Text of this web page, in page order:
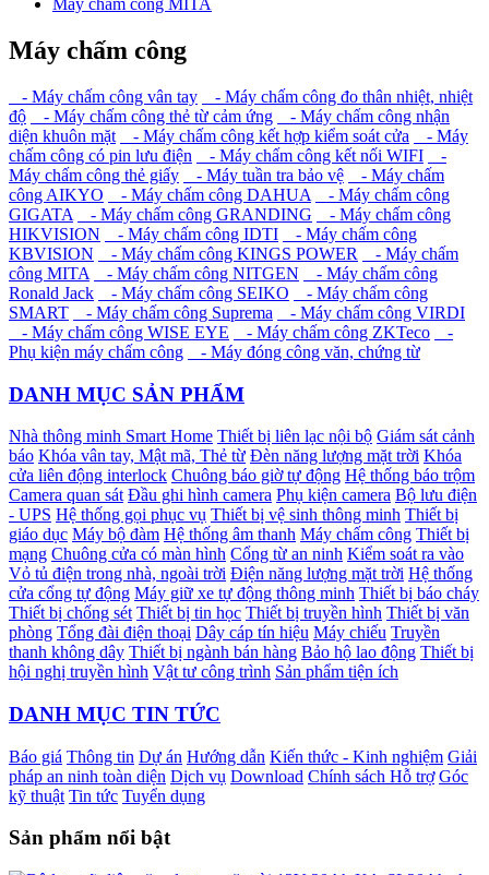
Máy chấm công MITA
Máy chấm công
- Máy chấm công vân tay
- Máy chấm công đo thân nhiệt, nhiệt
độ
- Máy chấm công thẻ từ cảm ứng
- Máy chấm công nhận
diện khuôn mặt
- Máy chấm công kết hợp kiểm soát cửa
- Máy
chấm công có pin lưu điện
- Máy chấm công kết nối WIFI
-
Máy chấm công thẻ giấy
- Máy tuần tra bảo vệ
- Máy chấm
công AIKYO
- Máy chấm công DAHUA
- Máy chấm công
GIGATA
- Máy chấm công GRANDING
- Máy chấm công
HIKVISION
- Máy chấm công IDTI
- Máy chấm công
KBVISION
- Máy chấm công KINGS POWER
- Máy chấm
công MITA
- Máy chấm công NITGEN
- Máy chấm công
Ronald Jack
- Máy chấm công SEIKO
- Máy chấm công
SMART
- Máy chấm công Suprema
- Máy chấm công VIRDI
- Máy chấm công WISE EYE
- Máy chấm công ZKTeco
-
Phụ kiện máy chấm công
- Máy đóng công văn, chứng từ
DANH MỤC SẢN PHẨM
Nhà thông minh Smart Home Thiết bị liên lạc nội bộ Giám sát cảnh
báo Khóa vân tay, Mật mã, Thẻ từ Đèn năng lượng mặt trời Khóa
cửa liên động interlock Chuông báo giờ tự động Hệ thống báo trộm
Camera quan sát Đầu ghi hình camera Phụ kiện camera Bộ lưu điện
- UPS Hệ thống gọi phục vụ Thiết bị vệ sinh thông minh Thiết bị
giáo dục Máy bộ đàm Hệ thống âm thanh Máy chấm công Thiết bị
mạng Chuông cửa có màn hình Cổng từ an ninh Kiểm soát ra vào
Vỏ tủ điện trong nhà, ngoài trời Điện năng lượng mặt trời Hệ thống
cửa cổng tự động Máy giữ xe tự động thông minh Thiết bị báo cháy
Thiết bị chống sét Thiết bị tin học Thiết bị truyền hình Thiết bị văn
phòng Tổng đài điện thoại Dây cáp tín hiệu Máy chiếu Truyền
thanh không dây Thiết bị ngành bán hàng Bảo hộ lao động Thiết bị
hội nghị truyền hình Vật tư công trình Sản phẩm tiện ích
DANH MỤC TIN TỨC
Báo giá Thông tin Dự án Hướng dẫn Kiến thức - Kinh nghiệm Giải
pháp an ninh toàn diện Dịch vụ Download Chính sách Hỗ trợ Góc
kỹ thuật Tin tức Tuyển dụng
Sản phẩm nổi bật